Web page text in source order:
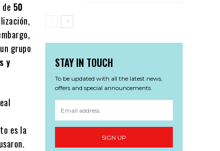
50
grupo
y
es la
STAY IN TOUCH
To be updated with all the latest news,
offers and special announcements.
SIGN UP